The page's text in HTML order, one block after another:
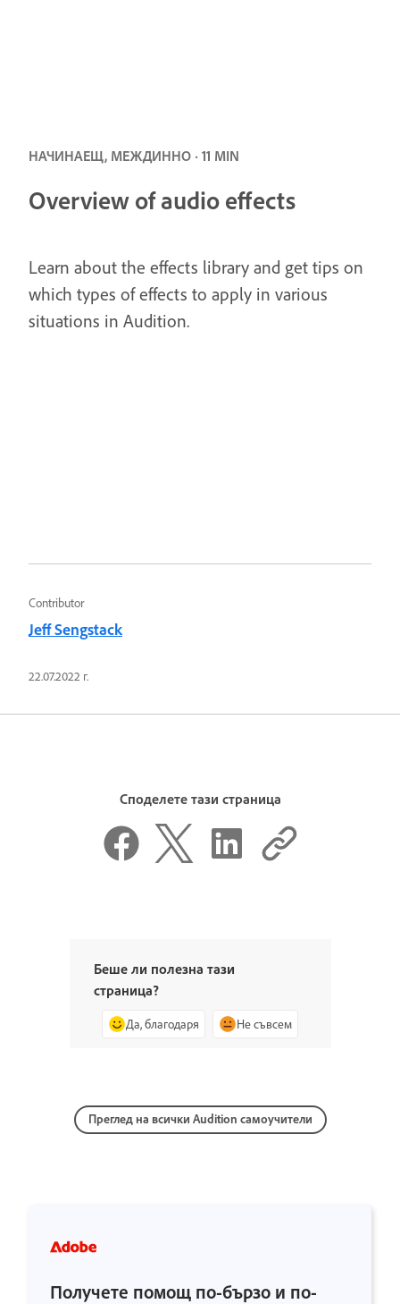
НАЧИНАЕЩ, МЕЖДИННО · 11 MIN
Overview of audio effects
Learn about the effects library and get tips on
which types of effects to apply in various
situations in Audition.
Contributor
Jeff Sengstack
22.07.2022 г.
Споделете тази страница
Беше ли полезна тази
страница?
Да, благодаря Не съвсем
Преглед на всички Audition самоучители
Получете помощ по-бързо и по-